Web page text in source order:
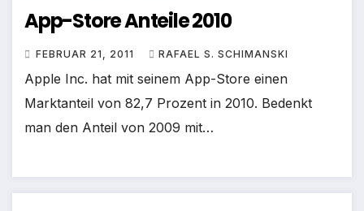
App-Store Anteile 2010
FEBRUAR 21, 2011 RAFAEL S. SCHIMANSKI
Apple Inc. hat mit seinem App-Store einen
Marktanteil von 82,7 Prozent in 2010. Bedenkt
man den Anteil von 2009 mit…